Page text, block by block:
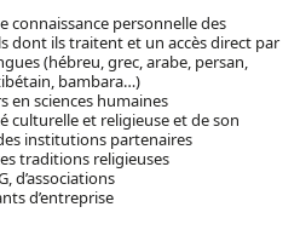
connaissance personnelle des
dont ils traitent et un accès direct par
(hébreu, grec, arabe, persan,
bambara…)
en sciences humaines
culturelle et religieuse et de son
institutions partenaires
traditions religieuses
d’associations
d’entreprise